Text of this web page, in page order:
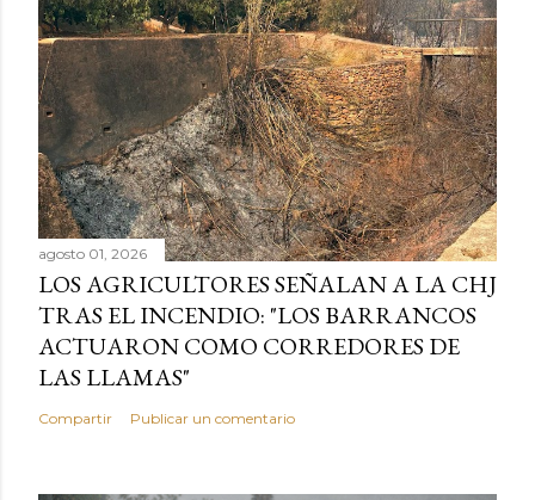
agosto 01, 2026
LOS AGRICULTORES SEÑALAN A LA CHJ
TRAS EL INCENDIO: "LOS BARRANCOS
ACTUARON COMO CORREDORES DE
LAS LLAMAS"
Compartir Publicar un comentario